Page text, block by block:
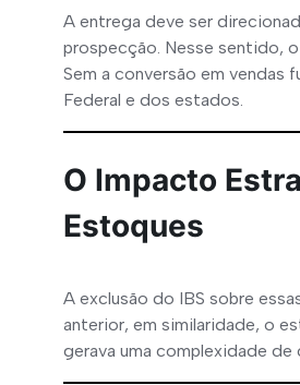
A entrega deve ser
prospecção. Nesse sentido,
Sem a conversão em vendas
Federal e dos estados.
O Impacto
Estoques
A exclusão do IBS sobre
anterior, em similaridade, o
gerava uma complexidade de